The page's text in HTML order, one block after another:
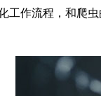
工作流程，和爬